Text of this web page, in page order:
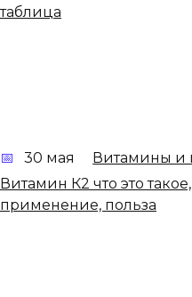
таблица
30 мая
Витамины и
Витамин К2 что это
применение, польза